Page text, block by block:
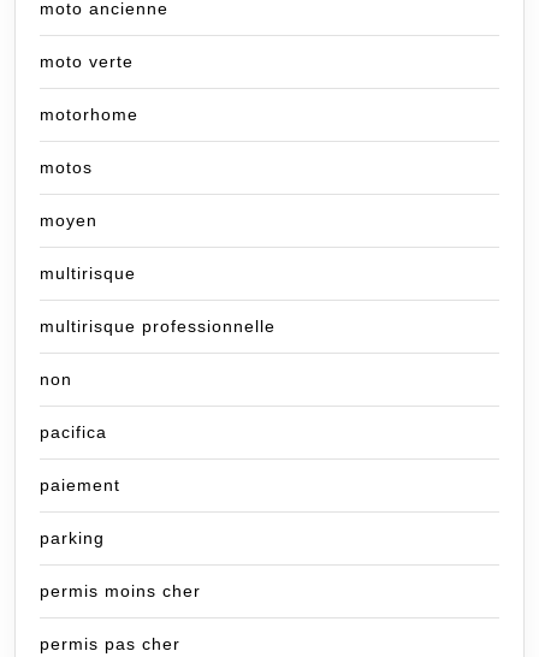
moto ancienne
moto verte
motorhome
motos
moyen
multirisque
multirisque professionnelle
non
pacifica
paiement
parking
permis moins cher
permis pas cher